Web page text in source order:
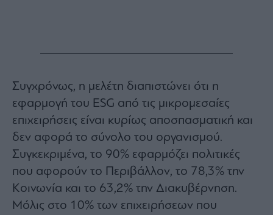
Συγχρόνως, η μελέτη διαπιστώνει ότι η
εφαρμογή του ESG από τις μικρομεσαίες
επιχειρήσεις είναι κυρίως αποσπασματική και
δεν αφορά το σύνολο του οργανισμού.
Συγκεκριμένα, το 90% εφαρμόζει πολιτικές
που αφορούν το Περιβάλλον, το 78,3% την
Κοινωνία και το 63,2% την Διακυβέρνηση.
Μόλις στο 10% των επιχειρήσεων που